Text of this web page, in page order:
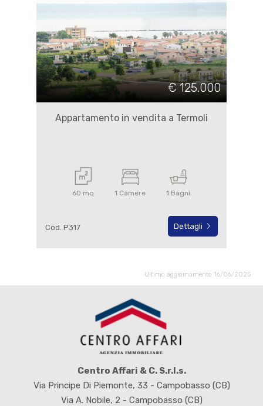
€ 125.000
Appartamento in vendita a Termoli
60 mq 1 Camere 1 Bagni
Cod. P317 Dettagli
Ultimo aggiornamento 16/06/2025
Centro Affari & C. S.r.l.s.
Via Principe Di Piemonte, 33 - Campobasso (CB)
Via A. Nobile, 2 - Campobasso (CB)